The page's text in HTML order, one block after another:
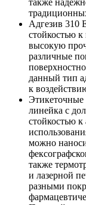
также
Адгезив 310
стойкостью
высокую
различные
данный тип
к
Этикеточные
линейка с
стойкостью
можно
также
и лазерной
разными